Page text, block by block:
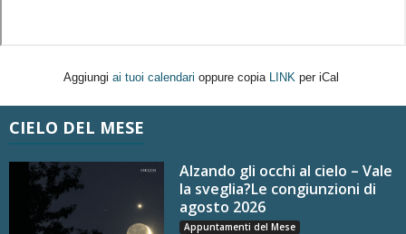
Aggiungi ai tuoi calendari oppure copia LINK per iCal
CIELO DEL MESE
Alzando gli occhi al cielo – Vale
la sveglia?Le congiunzioni di
agosto 2026
Appuntamenti del Mese